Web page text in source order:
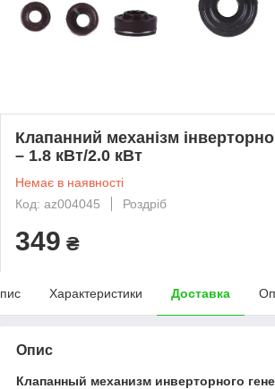
Клапанний механізм
– 1.8 кВт/2.0 кВт
Немає в наявності
Код: az004045
Роздріб
349 ₴
Характеристики Доставка
Опис
Клапанный механизм инверторного